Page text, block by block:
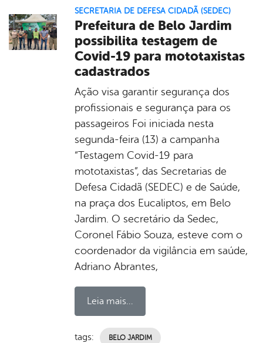
SECRETARIA DE DEFESA CIDADÃ (SEDEC)
Prefeitura de Belo Jardim
possibilita testagem de
Covid-19 para mototaxistas
cadastrados
Ação visa garantir segurança dos
profissionais e segurança para os
passageiros Foi iniciada nesta
segunda-feira (13) a campanha
“Testagem Covid-19 para
mototaxistas”, das Secretarias de
Defesa Cidadã (SEDEC) e de Saúde,
na praça dos Eucaliptos, em Belo
Jardim. O secretário da Sedec,
Coronel Fábio Souza, esteve com o
coordenador da vigilância em saúde,
Adriano Abrantes,
Leia mais...
tags: BELO JARDIM